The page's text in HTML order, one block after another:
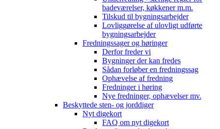
badeværelser, køkkener m.m.
Tilskud til bygningsarbejder
Lovliggørelse af ulovligt udførte
bygningsarbejder
Fredningssager og høringer
Derfor freder vi
Bygninger der kan fredes
Sådan forløber en fredningssag
Ophævelse af fredning
Fredninger i høring
Nye fredninger, ophævelser mv.
Beskyttede sten- og jorddiger
Nyt digekort
FAQ om nyt digekort